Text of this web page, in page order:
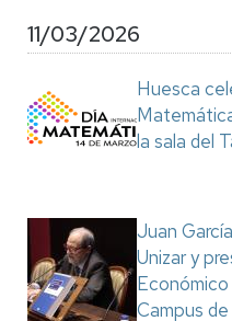
11/03/2026
Huesca
la sala del
Juan
Unizar y
Económico
Campus